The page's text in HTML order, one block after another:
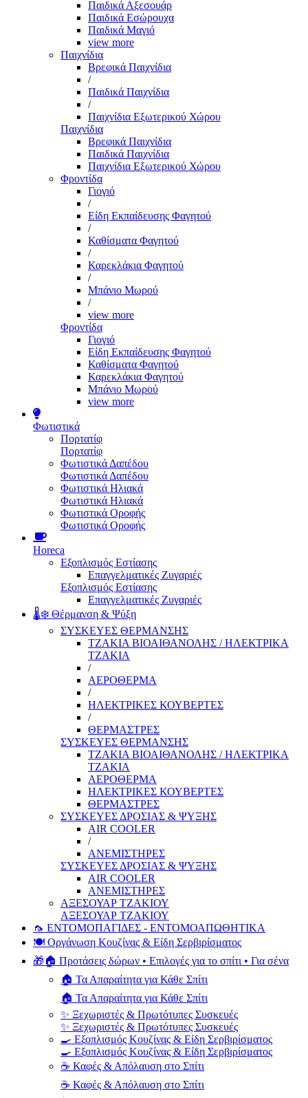
Παιδικά Αξεσουάρ
Παιδικά Εσώρουχα
Παιδικά Μαγιό
view more
Παιχνίδια
Βρεφικά Παιχνίδια
/
Παιδικά Παιχνίδια
/
Παιχνίδια Εξωτερικού Χώρου
Παιχνίδια
Βρεφικά Παιχνίδια
Παιδικά Παιχνίδια
Παιχνίδια Εξωτερικού Χώρου
Φροντίδα
Γιογιό
/
Είδη Εκπαίδευσης Φαγητού
/
Καθίσματα Φαγητού
/
Καρεκλάκια Φαγητού
/
Μπάνιο Μωρού
/
view more
Φροντίδα
Γιογιό
Είδη Εκπαίδευσης Φαγητού
Καθίσματα Φαγητού
Καρεκλάκια Φαγητού
Μπάνιο Μωρού
view more
Φωτιστικά
Πορτατίφ
Πορτατίφ
Φωτιστικά Δαπέδου
Φωτιστικά Δαπέδου
Φωτιστικά Ηλιακά
Φωτιστικά Ηλιακά
Φωτιστικά Οροφής
Φωτιστικά Οροφής
Horeca
Εξοπλισμός Εστίασης
Επαγγελματικές Ζυγαριές
Εξοπλισμός Εστίασης
Επαγγελματικές Ζυγαριές
🌡️❄️ Θέρμανση & Ψύξη
ΣΥΣΚΕΥΕΣ ΘΕΡΜΑΝΣΗΣ
ΤΖΑΚΙΑ ΒΙΟΑΙΘΑΝΟΛΗΣ / ΗΛΕΚΤΡΙΚΑ
ΤΖΑΚΙΑ
/
ΑΕΡΟΘΕΡΜΑ
/
ΗΛΕΚΤΡΙΚΕΣ ΚΟΥΒΕΡΤΕΣ
/
ΘΕΡΜΑΣΤΡΕΣ
ΣΥΣΚΕΥΕΣ ΘΕΡΜΑΝΣΗΣ
ΤΖΑΚΙΑ ΒΙΟΑΙΘΑΝΟΛΗΣ / ΗΛΕΚΤΡΙΚΑ
ΤΖΑΚΙΑ
ΑΕΡΟΘΕΡΜΑ
ΗΛΕΚΤΡΙΚΕΣ ΚΟΥΒΕΡΤΕΣ
ΘΕΡΜΑΣΤΡΕΣ
ΣΥΣΚΕΥΕΣ ΔΡΟΣΙΑΣ & ΨΥΞΗΣ
AIR COOLER
/
ΑΝΕΜΙΣΤΗΡΕΣ
ΣΥΣΚΕΥΕΣ ΔΡΟΣΙΑΣ & ΨΥΞΗΣ
AIR COOLER
ΑΝΕΜΙΣΤΗΡΕΣ
ΑΞΕΣΟΥΑΡ ΤΖΑΚΙΟΥ
ΑΞΕΣΟΥΑΡ ΤΖΑΚΙΟΥ
🦟 ΕΝΤΟΜΟΠΑΓΙΔΕΣ - ΕΝΤΟΜΟΑΠΩΘΗΤΙΚΑ
🍽️ Οργάνωση Κουζίνας & Είδη Σερβιρίσματος
🎁🏠 Προτάσεις δώρων • Επιλογές για το σπίτι • Για σένα
🏠 Τα Απαραίτητα για Κάθε Σπίτι
🏠 Τα Απαραίτητα για Κάθε Σπίτι
✨ Ξεχωριστές & Πρωτότυπες Συσκευές
✨ Ξεχωριστές & Πρωτότυπες Συσκευές
🍳 Εξοπλισμός Κουζίνας & Είδη Σερβιρίσματος
🍳 Εξοπλισμός Κουζίνας & Είδη Σερβιρίσματος
☕ Καφές & Απόλαυση στο Σπίτι
☕ Καφές & Απόλαυση στο Σπίτι